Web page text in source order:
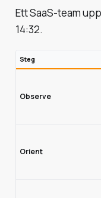
Ett SaaS-team
14:32.
Steg
Observe
Orient